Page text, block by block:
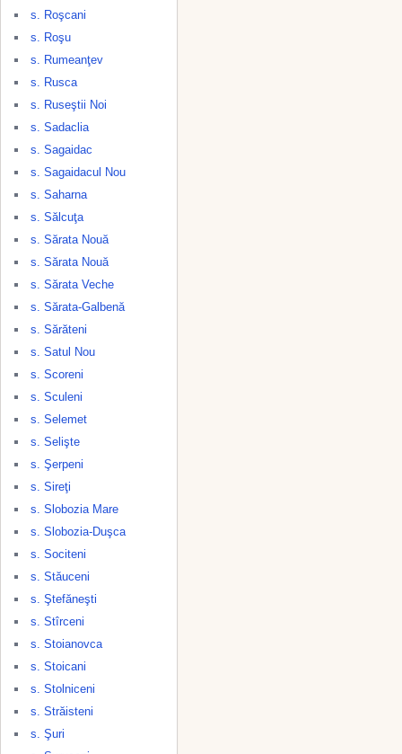
s. Roşcani
s. Roşu
s. Rumeanţev
s. Rusca
s. Ruseştii Noi
s. Sadaclia
s. Sagaidac
s. Sagaidacul Nou
s. Saharna
s. Sălcuţa
s. Sărata Nouă
s. Sărata Nouă
s. Sărata Veche
s. Sărata-Galbenă
s. Sărăteni
s. Satul Nou
s. Scoreni
s. Sculeni
s. Selemet
s. Selişte
s. Şerpeni
s. Sireţi
s. Slobozia Mare
s. Slobozia-Duşca
s. Sociteni
s. Stăuceni
s. Ştefăneşti
s. Stîrceni
s. Stoianovca
s. Stoicani
s. Stolniceni
s. Străisteni
s. Şuri